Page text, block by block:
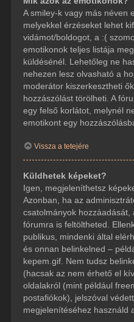
A smiley-k vagy más néven
melyekkel érzéseket lehet
vidámot/boldogot, a :(
emotikonok teljes listája
küldésénél. Lehetőleg ne
nehezen lesz olvasható a
moderátor kiszerkesztheti
hozzászólást törölheti. A
egy felső korlátot, melynél
emotikont egy
Vissza a tetejére
Küldhetek képeket?
Igen, megjeleníthetsz
Azonban, ha az
csatolmányok
fórumra is feltöltheted.
publikus, mindenki által
és onnan belinkelned –
kepem.gif. Nem tudsz
(hacsak az nem érhető el
oldalakról (mint például
postafiókok), jelszóval
megjelenítéséhez használd